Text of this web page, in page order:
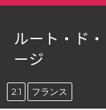
ルート・ド
ージ
2.1 フランス